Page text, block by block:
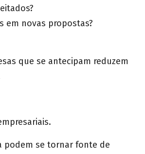
novas propostas?
que se antecipam reduzem
podem se tornar fonte de